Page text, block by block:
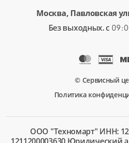
Москва, Павловская
Без выходных. с
© Сервисный
Политика
ООО "Техномарт" ИНН: